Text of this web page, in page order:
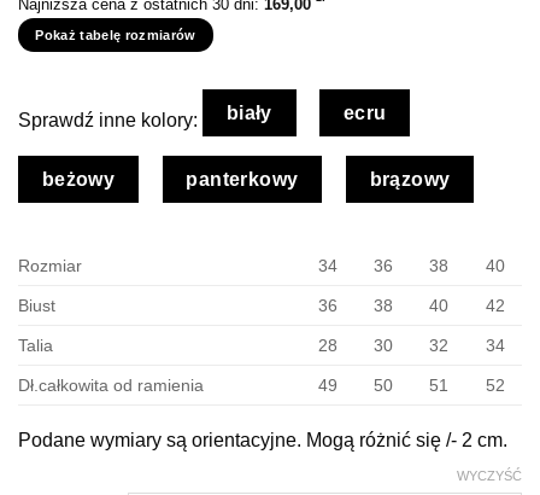
Najniższa cena z ostatnich 30 dni: 169,00
Pokaż tabelę rozmiarów
Sprawdź inne kolory: biały ecru
beżowy panterkowy brązowy
Rozmiar 34 36 38 40
Biust 36 38 40 42
Talia 28 30 32 34
Dł.całkowita od ramienia 49 50 51 52
Podane wymiary są orientacyjne. Mogą różnić się /- 2 cm.
WYCZYŚĆ